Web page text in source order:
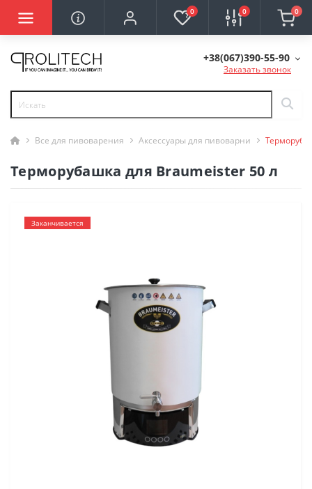
0 0 0
+38(067)390-55-90
Заказать звонок
Все для пивоварения Аксессуары для пивоварни
Терморубашка для Braumeister 50 л
Заканчивается